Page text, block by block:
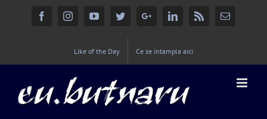
FacebookInstagramYouTubeTwitterGoogle+Linkedin Email
Like of the Day Ce se intampla aici